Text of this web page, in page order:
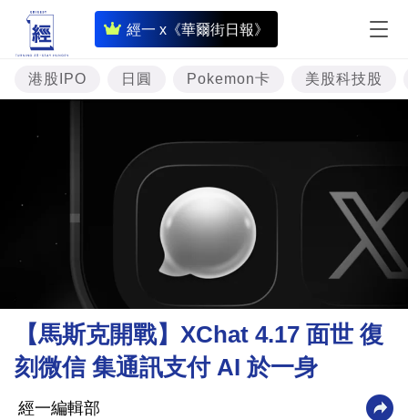
經一 x《華爾街日報》
即
時
財
經
理
財
商
港股IPO 日圓 Pokemon卡 美股科技股
【馬斯克開戰】XChat 4.17 面世 復
刻微信 集通訊支付 AI 於一身
經一編輯部